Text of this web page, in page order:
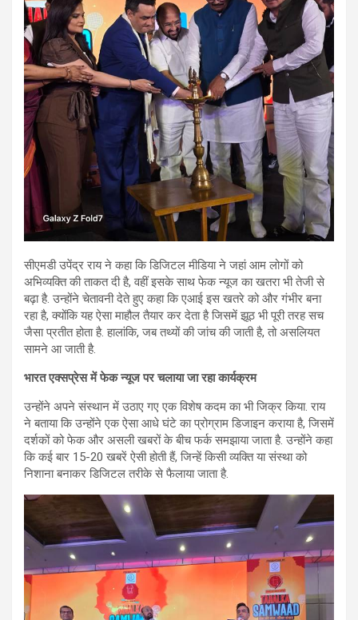
सीएमडी उपेंद्र राय ने कहा कि डिजिटल मीडिया ने जहां आम लोगों को
अभिव्यक्ति की ताकत दी है, वहीं इसके साथ फेक न्यूज का खतरा भी तेजी से
बढ़ा है. उन्होंने चेतावनी देते हुए कहा कि एआई इस खतरे को और गंभीर बना
रहा है, क्योंकि यह ऐसा माहौल तैयार कर देता है जिसमें झूठ भी पूरी तरह सच
जैसा प्रतीत होता है. हालांकि, जब तथ्यों की जांच की जाती है, तो असलियत
सामने आ जाती है.
भारत एक्सप्रेस में फेक न्यूज पर चलाया जा रहा कार्यक्रम
उन्होंने अपने संस्थान में उठाए गए एक विशेष कदम का भी जिक्र किया. राय
ने बताया कि उन्होंने एक ऐसा आधे घंटे का प्रोग्राम डिजाइन कराया है, जिसमें
दर्शकों को फेक और असली खबरों के बीच फर्क समझाया जाता है. उन्होंने कहा
कि कई बार 15-20 खबरें ऐसी होती हैं, जिन्हें किसी व्यक्ति या संस्था को
निशाना बनाकर डिजिटल तरीके से फैलाया जाता है.